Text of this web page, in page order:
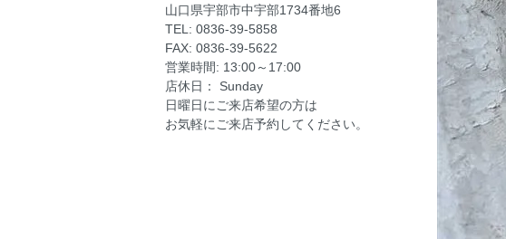
山口県宇部市中宇部1734番地6
TEL: 0836-39-5858
FAX: 0836-39-5622
営業時間: 13:00～17:00
店休日： Sunday
日曜日にご来店希望の方は
お気軽にご来店予約してください。